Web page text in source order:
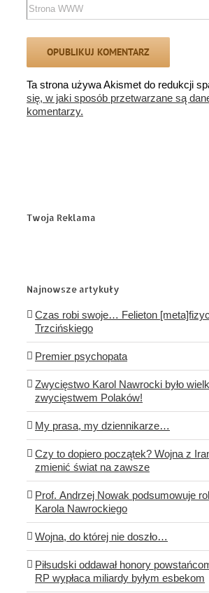
Ta strona używa Akismet do redukcji
się, w jaki sposób przetwarzane są
komentarzy.
Twoja Reklama
Najnowsze artykuły
Czas robi swoje… Felieton
Trzcińskiego
Premier psychopata
Zwycięstwo Karol Nawrocki było
zwycięstwem Polaków!
My prasa, my dziennikarze…
Czy to dopiero początek? Wojna z
zmienić świat na zawsze
Prof. Andrzej Nowak podsumowuje
Karola Nawrockiego
Wojna, do której nie doszło…
Piłsudski oddawał honory
RP wypłaca miliardy byłym esbekom